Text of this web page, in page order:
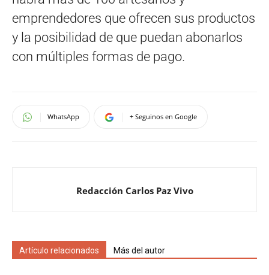
emprendedores que ofrecen sus productos
y la posibilidad de que puedan abonarlos
con múltiples formas de pago.
WhatsApp + Seguinos en Google
Redacción Carlos Paz Vivo
Artículo relacionados Más del autor